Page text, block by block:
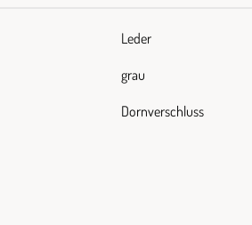
Leder
grau
Dornverschluss